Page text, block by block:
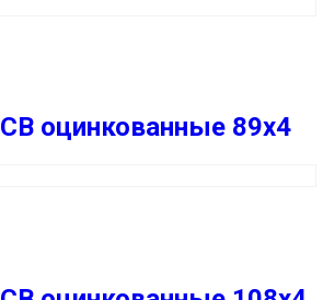
оцинкованные 89х4